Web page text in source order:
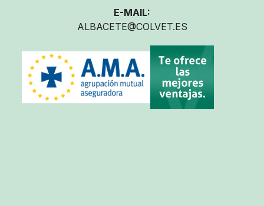
E-MAIL:
ALBACETE@COLVET.ES